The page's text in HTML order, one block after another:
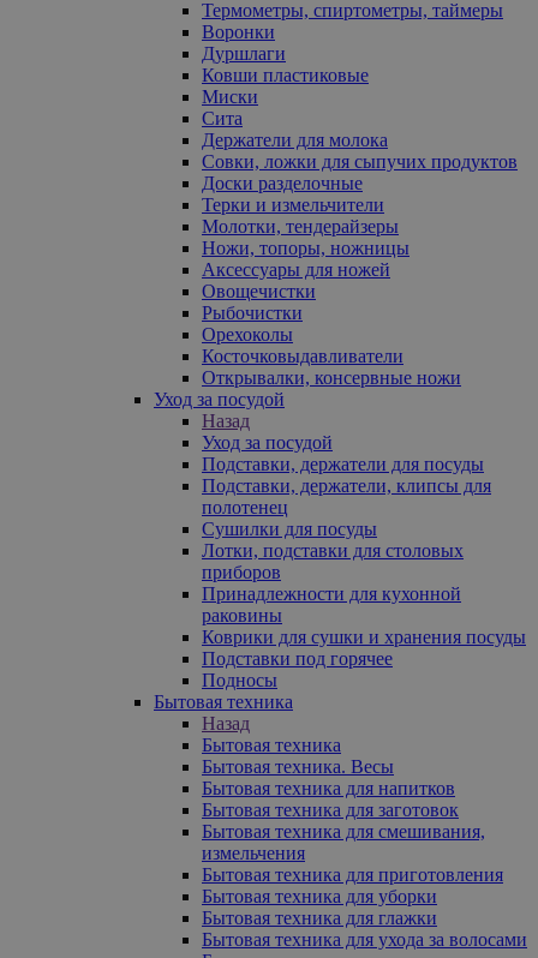
Термометры, спиртометры, таймеры
Воронки
Дуршлаги
Ковши пластиковые
Миски
Сита
Держатели для молока
Совки, ложки для сыпучих продуктов
Доски разделочные
Терки и измельчители
Молотки, тендерайзеры
Ножи, топоры, ножницы
Аксессуары для ножей
Овощечистки
Рыбочистки
Орехоколы
Косточковыдавливатели
Открывалки, консервные ножи
Уход за посудой
Назад
Уход за посудой
Подставки, держатели для посуды
Подставки, держатели, клипсы для
полотенец
Сушилки для посуды
Лотки, подставки для столовых
приборов
Принадлежности для кухонной
раковины
Коврики для сушки и хранения посуды
Подставки под горячее
Подносы
Бытовая техника
Назад
Бытовая техника
Бытовая техника. Весы
Бытовая техника для напитков
Бытовая техника для заготовок
Бытовая техника для смешивания,
измельчения
Бытовая техника для приготовления
Бытовая техника для уборки
Бытовая техника для глажки
Бытовая техника для ухода за волосами